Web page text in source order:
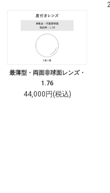
最薄型・両面非球面レンズ・
1.76
44,000円(税込)